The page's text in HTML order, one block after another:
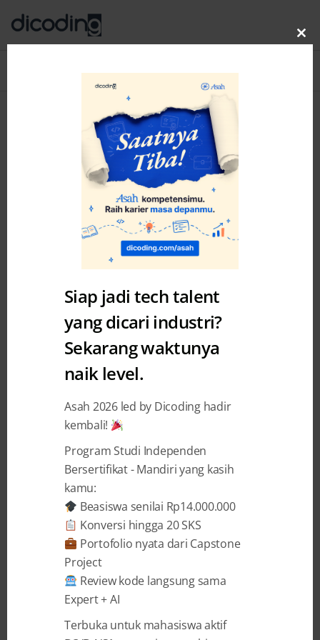
Intip 3 Materi Baru AI dan 1
Materi Cybersecurity di Bangkit
Audrey Diwantri Alodia 13 November 2023
BAGIKAN
Bangkit kembali hadir untuk tahun 2024 dan
kini dilengkapi dengan materi baru
Siap jadi tech talent
yang dicari industri?
Sekarang waktunya
naik level.
Asah 2026 led by Dicoding hadir
kembali!
Program Studi Independen
Bersertifikat - Mandiri yang kasih
kamu:
Beasiswa senilai Rp14.000.000
Konversi hingga 20 SKS
Portofolio nyata dari Capstone
Project
Review kode langsung sama
Expert + AI
Terbuka untuk mahasiswa aktif